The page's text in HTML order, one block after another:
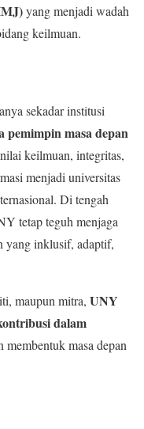
yang menjadi wadah
keilmuan.
sekadar institusi
pemimpin masa depan
keilmuan, integritas,
menjadi universitas
Di tengah
tetap teguh menjaga
yang inklusif, adaptif,
maupun mitra, UNY
dalam
membentuk masa depan